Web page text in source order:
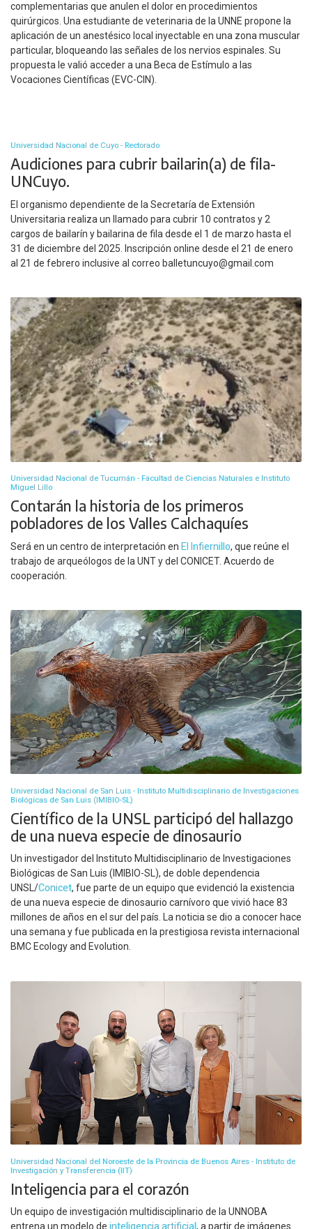
complementarias que anulen el dolor en procedimientos
quirúrgicos. Una estudiante de veterinaria de la UNNE propone la
aplicación de un anestésico local inyectable en una zona muscular
particular, bloqueando las señales de los nervios espinales. Su
propuesta le valió acceder a una Beca de Estímulo a las
Vocaciones Científicas (EVC-CIN).
Universidad Nacional de Cuyo - Rectorado
Audiciones para cubrir bailarin(a) de fila-
UNCuyo.
El organismo dependiente de la Secretaría de Extensión
Universitaria realiza un llamado para cubrir 10 contratos y 2
cargos de bailarín y bailarina de fila desde el 1 de marzo hasta el
31 de diciembre del 2025. Inscripción online desde el 21 de enero
al 21 de febrero inclusive al correo balletuncuyo@gmail.com
Universidad Nacional de Tucumán - Facultad de Ciencias Naturales e Instituto
Miguel Lillo
Contarán la historia de los primeros
pobladores de los Valles Calchaquíes
Será en un centro de interpretación en El Infiernillo, que reúne el
trabajo de arqueólogos de la UNT y del CONICET. Acuerdo de
cooperación.
Universidad Nacional de San Luis - Instituto Multidisciplinario de Investigaciones
Biológicas de San Luis (IMIBIO-SL)
Científico de la UNSL participó del hallazgo
de una nueva especie de dinosaurio
Un investigador del Instituto Multidisciplinario de Investigaciones
Biológicas de San Luis (IMIBIO-SL), de doble dependencia
UNSL/Conicet, fue parte de un equipo que evidenció la existencia
de una nueva especie de dinosaurio carnívoro que vivió hace 83
millones de años en el sur del país. La noticia se dio a conocer hace
una semana y fue publicada en la prestigiosa revista internacional
BMC Ecology and Evolution.
Universidad Nacional del Noroeste de la Provincia de Buenos Aires - Instituto de
Investigación y Transferencia (IIT)
Inteligencia para el corazón
Un equipo de investigación multidisciplinario de la UNNOBA
entrena un modelo de inteligencia artificial , a partir de imágenes